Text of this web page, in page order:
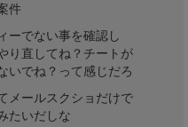
件
ーでない事を確認し
り直してね？チートが
いでね？って感じだろ
メールスクショだけで
たいだしな